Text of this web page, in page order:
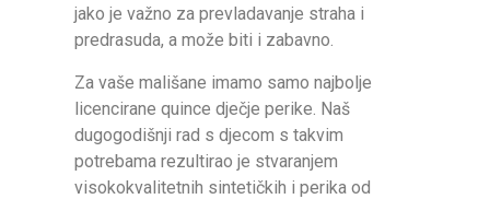
jako je važno za prevladavanje straha i
predrasuda, a može biti i zabavno.
Za vaše mališane imamo samo najbolje
licencirane quince dječje perike. Naš
dugogodišnji rad s djecom s takvim
potrebama rezultirao je stvaranjem
visokokvalitetnih sintetičkih i perika od